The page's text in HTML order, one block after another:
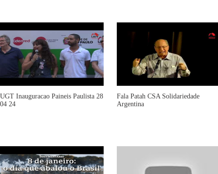
UGT Inauguracao Paineis Paulista 28
04 24
Fala Patah CSA Solidariedade
Argentina